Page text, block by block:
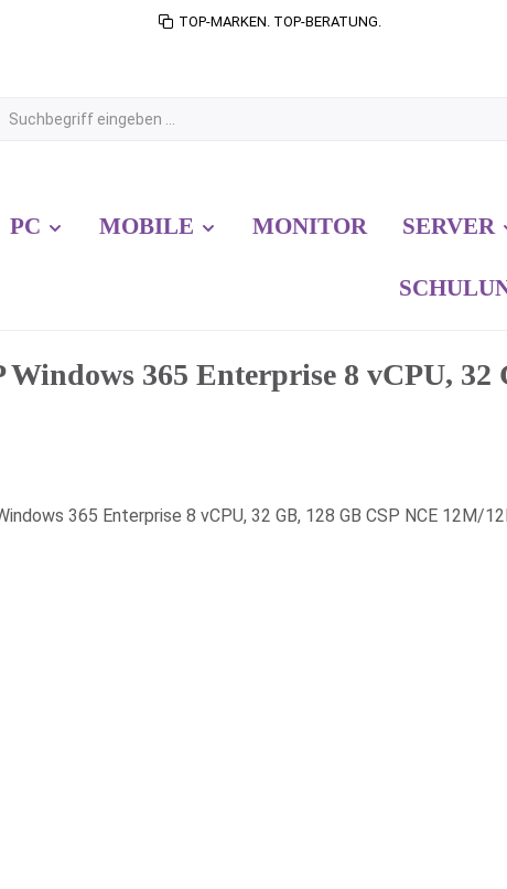
TOP-MARKEN. TOP-BERATUNG.
PC MOBILE MONITOR SERVER
365 Enterprise 8 vCPU, 32